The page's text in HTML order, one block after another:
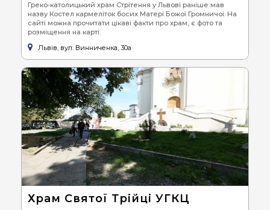
Греко-католицький храм Стрітення у Львові раніше мав
назву Костел кармеліток босих Матері Божої Громничої. На
сайті можна прочитати цікаві факти про храм, є фото та
розміщення на карті.
Львів, вул. Винниченка, 30а
Храм Святої Трійці УГКЦ